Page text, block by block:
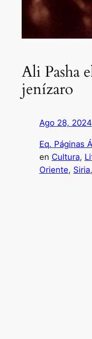
Ali Pasha
jenízaro
Ago 28, 2024
Eq. Páginas
en Cultura,
Oriente, Siria,